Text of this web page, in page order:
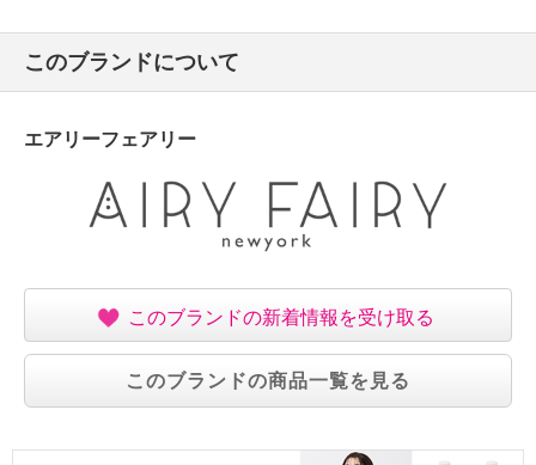
このブランドについて
エアリーフェアリー
このブランドの新着情報を受け取る
このブランドの商品一覧を見る